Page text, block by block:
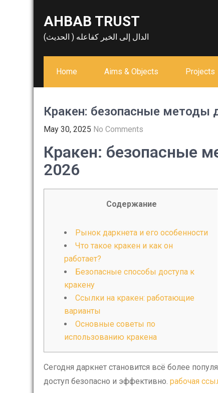
AHBAB TRUST
الدال إلى الخير كفاعله ( الحديث)
Home Aims & Objects Projects
Кракен: безопасные методы
May 30, 2025 No Comments
Кракен: безопасные
2026
Содержание
Рынок даркнета и его особенности
Что такое кракен и как он
работает?
Безопасные способы доступа к
кракену
Ссылки на кракен: работающие
варианты
Основные советы по
использованию кракена
Сегодня даркнет становится всё более
доступ безопасно и эффективно. рабочая